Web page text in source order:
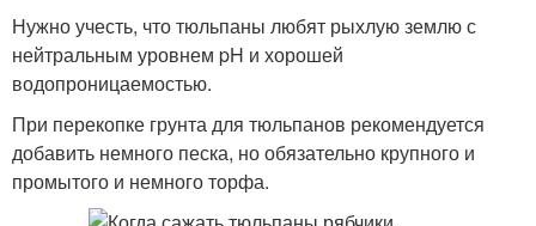
Нужно учесть, что тюльпаны любят рыхлую землю с
нейтральным уровнем pH и хорошей
водопроницаемостью.
При перекопке грунта для тюльпанов рекомендуется
добавить немного песка, но обязательно крупного и
промытого и немного торфа.